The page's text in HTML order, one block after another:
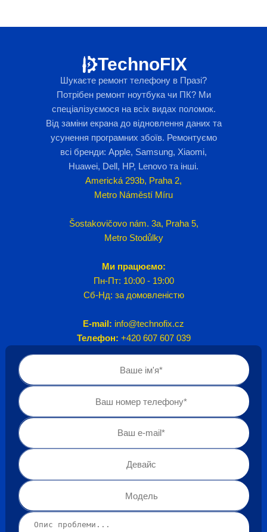
TechnoFIX
Шукаєте ремонт телефону в Празі?
Потрібен ремонт ноутбука чи ПК? Ми
спеціалізуємося на всіх видах поломок.
Від заміни екрана до відновлення даних та
усунення програмних збоїв. Ремонтуємо
всі бренди: Apple, Samsung, Xiaomi,
Huawei, Dell, HP, Lenovo та інші.
Americká 293b, Praha 2,
Metro Náměstí Míru
Šostakovičovo nám. 3a, Praha 5,
Metro Stodůlky
Ми працюємо:
Пн-Пт: 10:00 - 19:00
Сб-Нд: за домовленістю
E-mail: info@technofix.cz
Телефон: +420 607 607 039